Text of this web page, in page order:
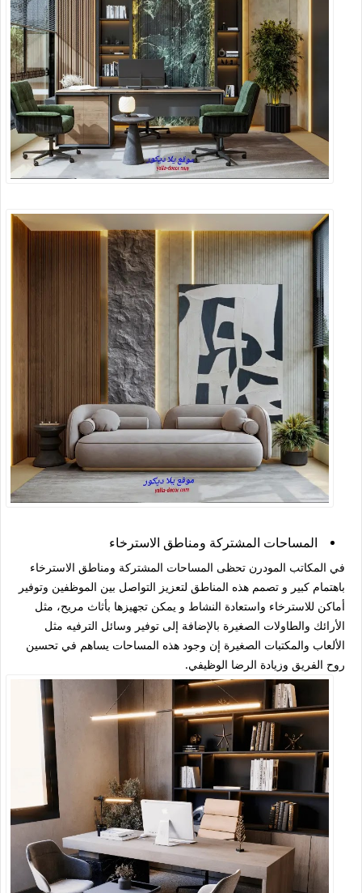
المساحات المشتركة ومناطق الاسترخاء
في المكاتب المودرن تحظى المساحات المشتركة ومناطق الاسترخاء
باهتمام كبير و تصمم هذه المناطق لتعزيز التواصل بين الموظفين وتوفير
أماكن للاسترخاء واستعادة النشاط و يمكن تجهيزها بأثاث مريح، مثل
الأرائك والطاولات الصغيرة بالإضافة إلى توفير وسائل الترفيه مثل
الألعاب والمكتبات الصغيرة إن وجود هذه المساحات يساهم في تحسين
روح الفريق وزيادة الرضا الوظيفي.